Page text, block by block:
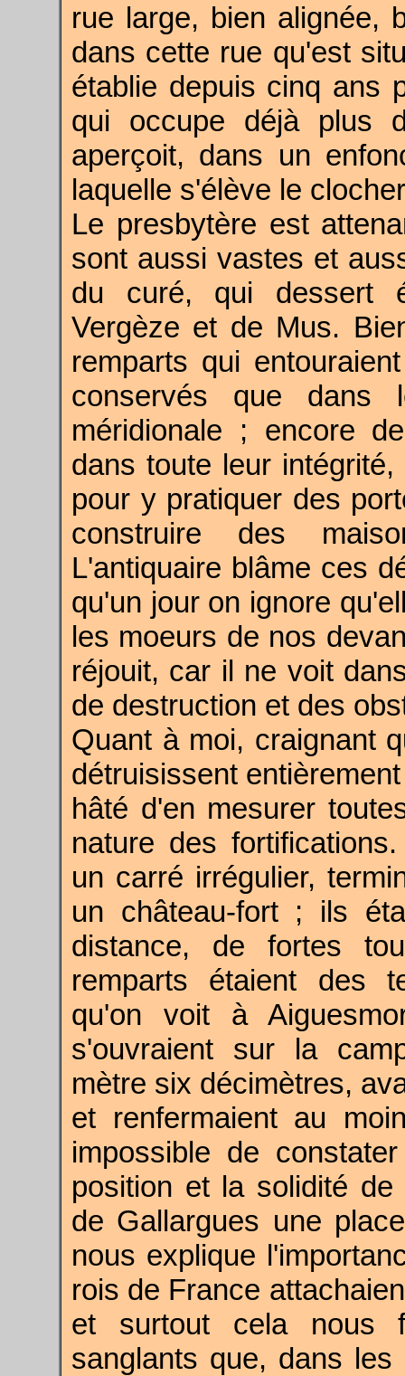
rue large, bien alignée,
dans cette rue qu'est
établie depuis cinq ans
qui occupe déjà plus
aperçoit, dans un
laquelle s'élève le
Le presbytère est
sont aussi vastes et
du curé, qui dessert
Vergèze et de Mus.
remparts qui
conservés que dans
méridionale ; encore
dans toute leur
pour y pratiquer des
construire des
L'antiquaire blâme ces
qu'un jour on ignore
les moeurs de nos
réjouit, car il ne voit
de destruction et des
Quant à moi, craignant
détruisissent
hâté d'en mesurer
nature des
un carré irrégulier,
un château-fort ; ils
distance, de fortes
remparts étaient des
qu'on voit à
s'ouvraient sur la
mètre six décimètres,
et renfermaient au
impossible de
position et la solidité
de Gallargues une
nous explique
rois de France
et surtout cela nous
sanglants que, dans